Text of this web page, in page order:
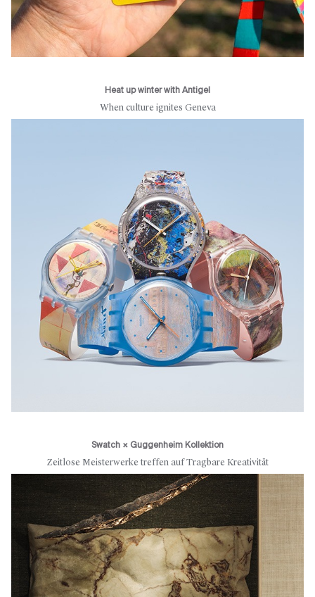
Heat up winter with Antigel
When culture ignites Geneva
Swatch × Guggenheim Kollektion
Zeitlose Meisterwerke treffen auf Tragbare Kreativität